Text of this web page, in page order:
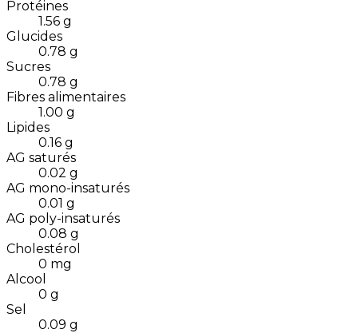
Protéines
1.56 g
Glucides
0.78 g
Sucres
0.78 g
Fibres alimentaires
1.00 g
Lipides
0.16 g
AG saturés
0.02 g
AG mono-insaturés
0.01 g
AG poly-insaturés
0.08 g
Cholestérol
0 mg
Alcool
0 g
Sel
0.09 g